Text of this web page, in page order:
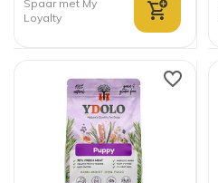
Spaar met My
Loyalty